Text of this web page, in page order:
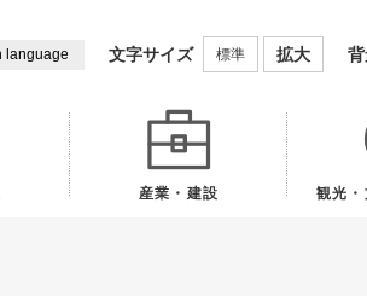
language 文字サイズ 標準 拡大
産業・建設 観光・